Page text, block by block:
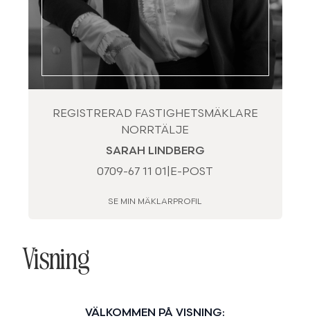
REGISTRERAD FASTIGHETSMÄKLARE
NORRTÄLJE
SARAH LINDBERG
0709-67 11 01 E-POST
SE MIN MÄKLARPROFIL
Visning
VÄLKOMMEN PÅ VISNING: